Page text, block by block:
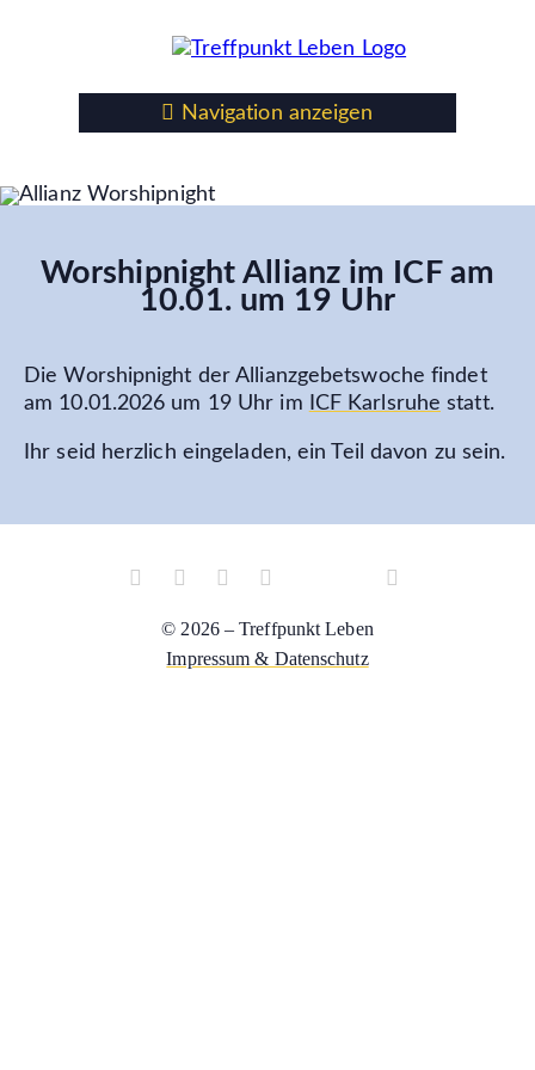
Navigation anzeigen
Worshipnight Allianz im ICF am
10.01. um 19 Uhr
Die Worshipnight der Allianzgebetswoche findet
am 10.01.2026 um 19 Uhr im
ICF Karlsruhe statt.
Ihr seid herzlich eingeladen, ein Teil davon zu sein.
© 2026 – Treffpunkt Leben
Impressum & Datenschutz